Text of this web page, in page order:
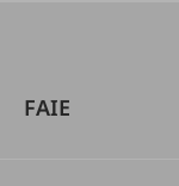
FAIE